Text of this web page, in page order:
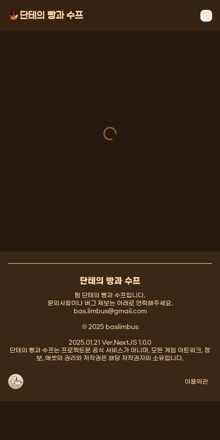
단테의 빵과 수프
단테의 빵과 수프
팀 단테의 빵과 수프입니다.
문의사항이나 버그 제보는 아래로 연락해주세요.
bas.limbus@gmail.com
© 2025 baslimbus
2025.01.21 Ver.NextJS 1.0.0
단테의 빵과 수프는 프로젝트문 공식 서비스가 아니며, 모든 게임 아트워크, 정
보, 애셋의 권리와 저작권은 해당 저작권자의 소유입니다.
이용약관